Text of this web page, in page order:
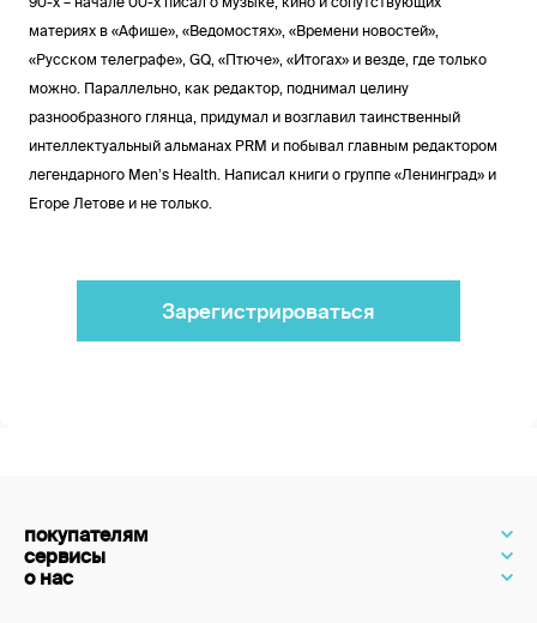
материях в «Афише», «Ведомостях», «Времени новостей»,
«Русском телеграфе», GQ, «Птюче», «Итогах» и везде, где только
можно. Параллельно, как редактор, поднимал целину
разнообразного глянца, придумал и возглавил таинственный
интеллектуальный альманах PRM и побывал главным редактором
легендарного Menʼs Health. Написал книги о группе «Ленинград» и
Егоре Летове и не только.
Зарегистрироваться
покупателям
сервисы
о нас